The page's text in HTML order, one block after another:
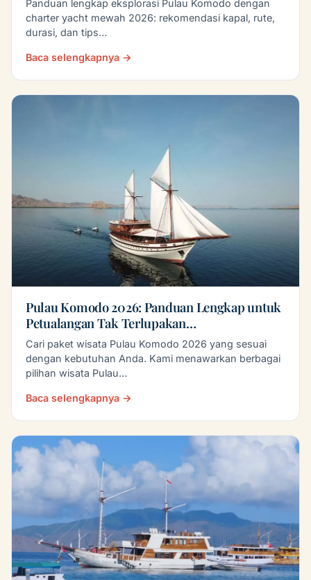
Panduan lengkap eksplorasi Pulau Komodo dengan
charter yacht mewah 2026: rekomendasi kapal, rute,
durasi, dan tips…
Baca selengkapnya →
Pulau Komodo 2026: Panduan Lengkap untuk
Petualangan Tak Terlupakan…
Cari paket wisata Pulau Komodo 2026 yang sesuai
dengan kebutuhan Anda. Kami menawarkan berbagai
pilihan wisata Pulau…
Baca selengkapnya →